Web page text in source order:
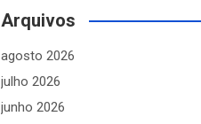
Arquivos
agosto 2026
julho 2026
junho 2026